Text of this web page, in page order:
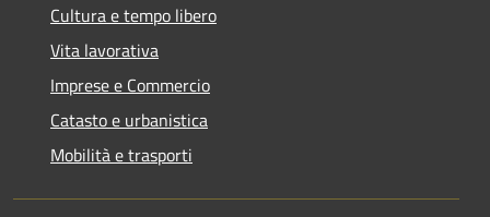
Cultura e tempo libero
Vita lavorativa
Imprese e Commercio
Catasto e urbanistica
Mobilità e trasporti